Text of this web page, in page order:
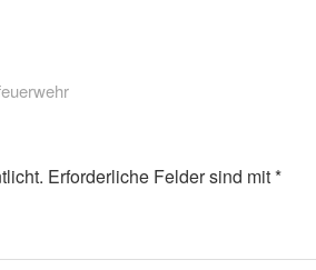
Erforderliche Felder sind mit*